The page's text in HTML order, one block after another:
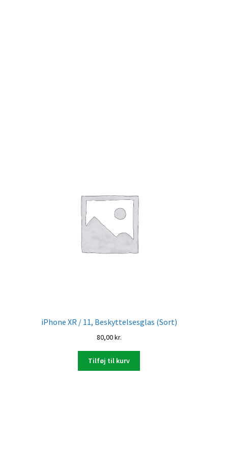
iPhone XR / 11, Beskyttelsesglas (Sort)
80,00kr.
Tilføj til kurv